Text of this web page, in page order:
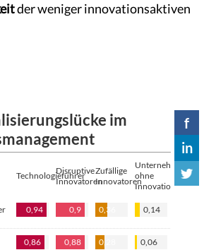
der weniger innovationsaktiven